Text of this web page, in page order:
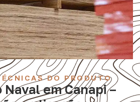
DO PRODUTO
em Canapi –